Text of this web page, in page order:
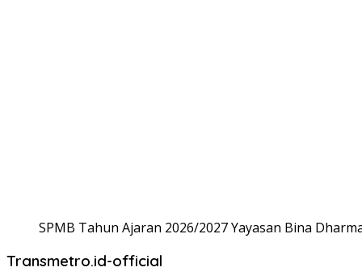
SPMB Tahun Ajaran 2026/2027 Yayasan Bina
Transmetro.id-official